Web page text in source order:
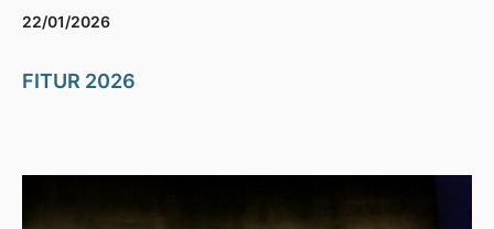
22/01/2026
FITUR 2026